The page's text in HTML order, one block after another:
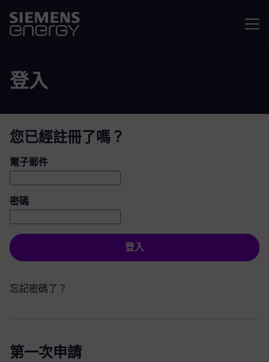
登入
您已經註冊了嗎？
登入：使用者和密碼
電子郵件
密碼
登入
忘記密碼了？
第一次申請